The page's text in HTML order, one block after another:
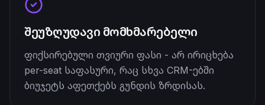
შეუზღუდავი მომხმარებელი
ფიქსირებული თვიური ფასი - არ ირიცხება
per-seat საფასური, რაც სხვა CRM-ებში
ბიუჯეტს აფეთქებს გუნდის ზრდისას.